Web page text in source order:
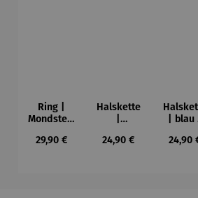
Ring |
Mondstein
vergoldet
Regulärer Preis:
29,90 €
Halskette
|
blaugrün
Regulärer Preis:
24,90 €
|
24,90